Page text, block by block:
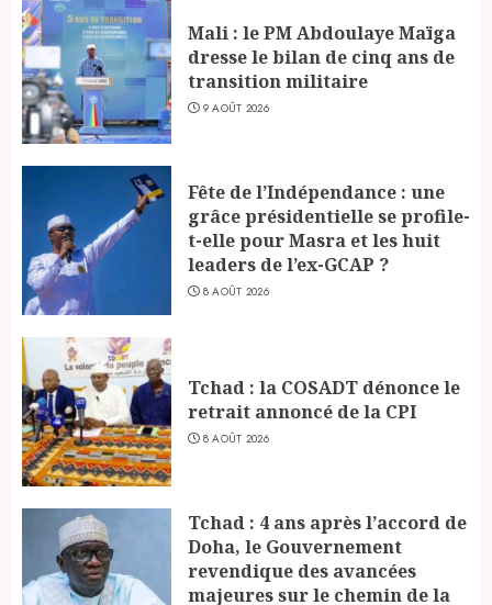
Mali : le PM Abdoulaye Maïga
dresse le bilan de cinq ans de
transition militaire
9 AOÛT 2026
Fête de l’Indépendance : une
grâce présidentielle se profile-
t-elle pour Masra et les huit
leaders de l’ex-GCAP ?
8 AOÛT 2026
Tchad : la COSADT dénonce le
retrait annoncé de la CPI
8 AOÛT 2026
Tchad : 4 ans après l’accord de
Doha, le Gouvernement
revendique des avancées
majeures sur le chemin de la